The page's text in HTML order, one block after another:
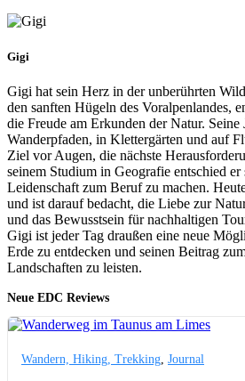
Gigi
Gigi hat sein Herz in der unberührten
den sanften Hügeln des Voralpenlandes,
die Freude am Erkunden der Natur. Seine
Wanderpfaden, in Klettergärten und auf
Ziel vor Augen, die nächste
seinem Studium in Geografie entschied er
Leidenschaft zum Beruf zu machen.
und ist darauf bedacht, die Liebe zur
und das Bewusstsein für nachhaltigen
Gigi ist jeder Tag draußen eine neue
Erde zu entdecken und seinen Beitrag
Landschaften zu leisten.
Neue EDC Reviews
Wandern, Hiking, Trekking Journal